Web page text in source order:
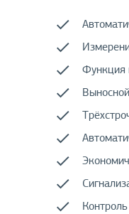
Функция